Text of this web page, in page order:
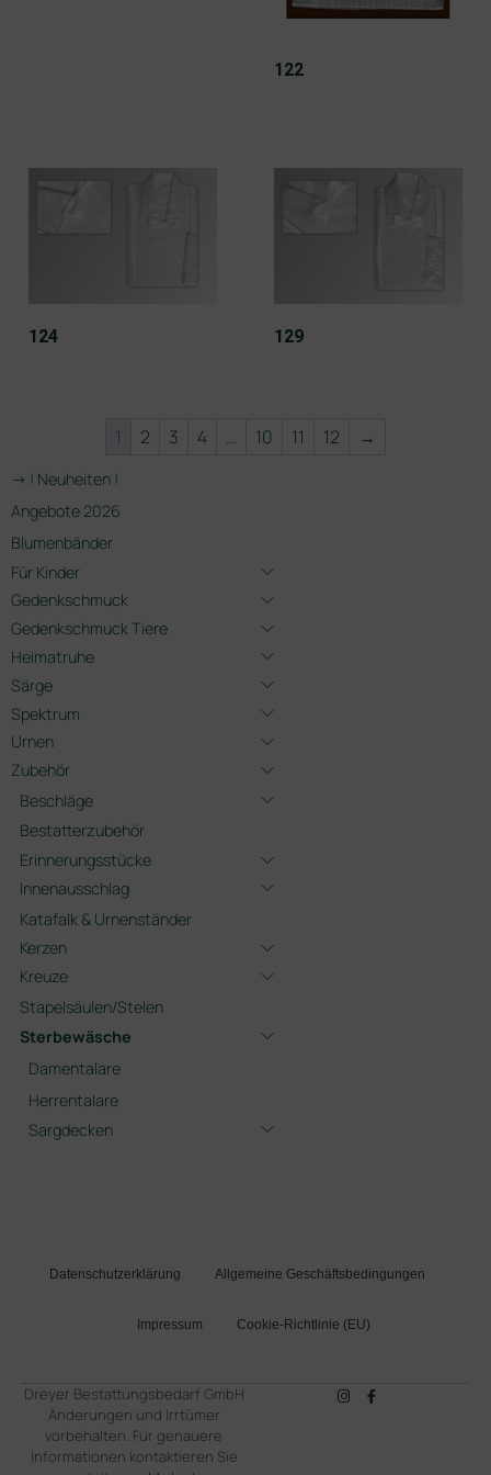
122
124 129
1 2 3 4 … 10 11 12 →
-> ! Neuheiten !
Angebote 2026
Blumenbänder
Für Kinder
Gedenkschmuck
Gedenkschmuck Tiere
Heimatruhe
Särge
Spektrum
Urnen
Zubehör
Beschläge
Bestatterzubehör
Erinnerungsstücke
Innenausschlag
Katafalk & Urnenständer
Kerzen
Kreuze
Stapelsäulen/Stelen
Sterbewäsche
Damentalare
Herrentalare
Sargdecken
Datenschutzerklärung Allgemeine Geschäftsbedingungen
Impressum Cookie-Richtlinie (EU)
Dreyer Bestattungsbedarf GmbH
Änderungen und Irrtümer
vorbehalten. Für genauere
Informationen kontaktieren Sie